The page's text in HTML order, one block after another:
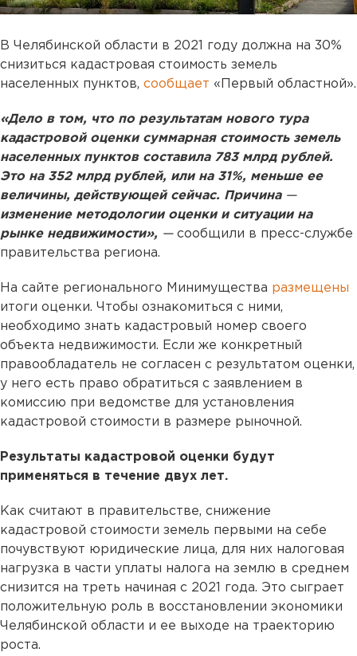
В Челябинской области в 2021 году должна на 30%
снизиться кадастровая стоимость земель
населенных пунктов, сообщает «Первый областной».
«Дело в том, что по результатам нового тура
кадастровой оценки суммарная стоимость земель
населенных пунктов составила 783 млрд рублей.
Это на 352 млрд рублей, или на 31%, меньше ее
величины, действующей сейчас. Причина —
изменение методологии оценки и ситуации на
рынке недвижимости», —сообщили в пресс-службе
правительства региона.
На сайте регионального Минимущества размещены
итоги оценки. Чтобы ознакомиться с ними,
необходимо знать кадастровый номер своего
объекта недвижимости. Если же конкретный
правообладатель не согласен с результатом оценки,
у него есть право обратиться с заявлением в
комиссию при ведомстве для установления
кадастровой стоимости в размере рыночной.
Результаты кадастровой оценки будут
применяться в течение двух лет.
Как считают в правительстве, снижение
кадастровой стоимости земель первыми на себе
почувствуют юридические лица, для них налоговая
нагрузка в части уплаты налога на землю в среднем
снизится на треть начиная с 2021 года. Это сыграет
положительную роль в восстановлении экономики
Челябинской области и ее выходе на траекторию
роста.